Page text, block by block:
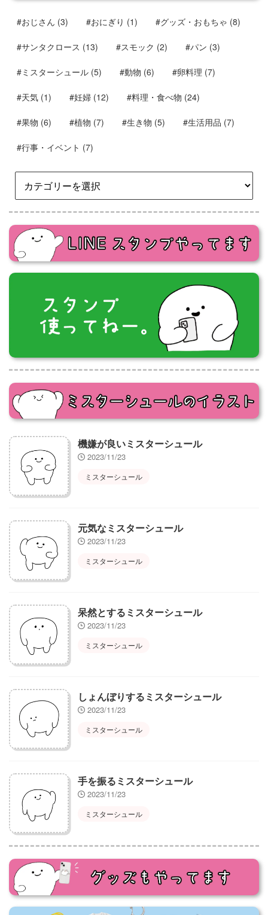
#おじさん (3) #おにぎり (1) #グッズ・おもちゃ (8)
#サンタクロース (13) #スモック (2) #パン (3)
#ミスターシュール (5) #動物 (6) #卵料理 (7)
#天気 (1) #妊婦 (12) #料理・食べ物 (24)
#果物 (6) #植物 (7) #生き物 (5) #生活用品 (7)
#行事・イベント (7)
機嫌が良いミスターシュール
2023/11/23
ミスターシュール
元気なミスターシュール
2023/11/23
ミスターシュール
呆然とするミスターシュール
2023/11/23
ミスターシュール
しょんぼりするミスターシュール
2023/11/23
ミスターシュール
手を振るミスターシュール
2023/11/23
ミスターシュール